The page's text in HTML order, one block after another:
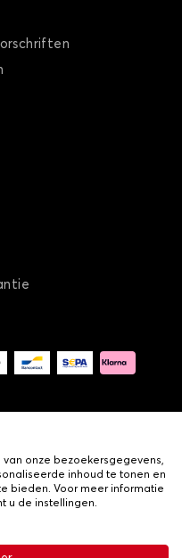
Privacy- en cookiebeleid
onze bezoekersgegevens,
inhoud te tonen en
bieden. Voor meer informatie
u de instellingen.